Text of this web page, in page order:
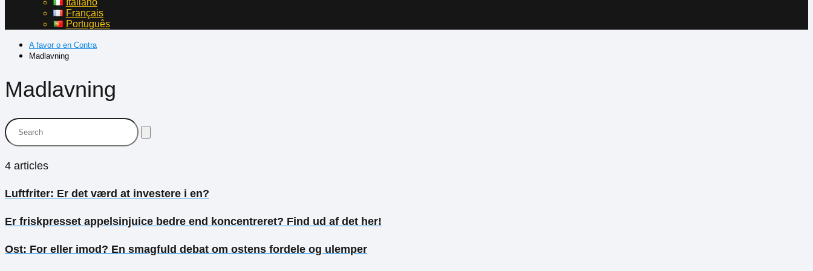
Italiano
Français
Português
A favor o en Contra
Madlavning
Madlavning
4 articles
Luftfriter: Er det værd at investere i en?
Er friskpresset appelsinjuice bedre end koncentreret? Find ud af det her!
Ost: For eller imod? En smagfuld debat om ostens fordele og ulemper